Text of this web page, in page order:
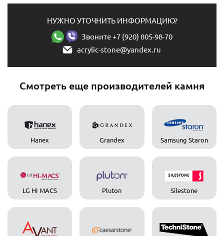
НУЖНО УТОЧНИТЬ ИНФОРМАЦИЮ?
Звоните +7 (920) 805-98-70
acrylic-stone@yandex.ru
Смотреть еще производителей камня
Hanex Grandex Samsung Staron
LG HI MACS Pluton Silestone